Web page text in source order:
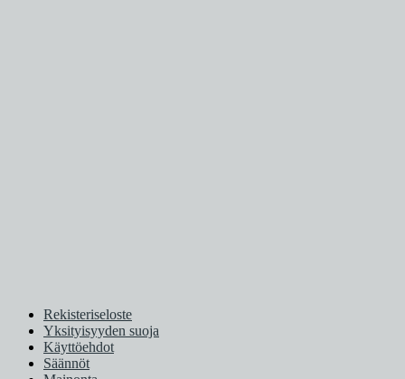
Rekisteriseloste
Yksityisyyden suoja
Käyttöehdot
Säännöt